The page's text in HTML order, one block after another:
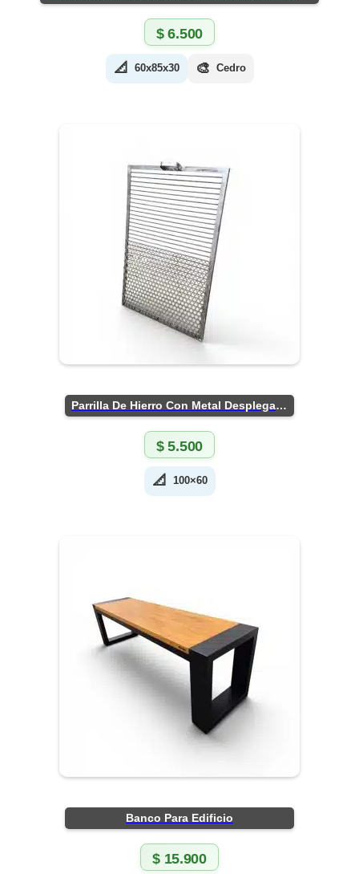
$6.500
📐 60x85x30 🎨 Cedro
Parrilla De Hierro Con Metal Desplegado
$5.500
📐 100×60
Banco Para Edificio
$15.900